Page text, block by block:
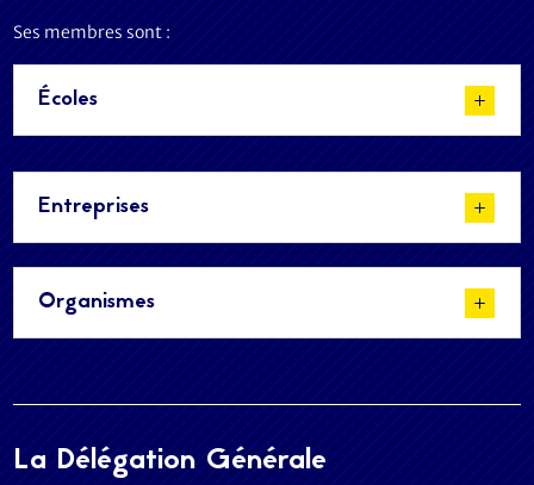
Ses membres sont :
Écoles
Entreprises
Organismes
La Délégation Générale